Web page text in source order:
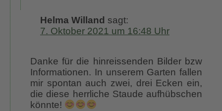
Helma Willand sagt:
7. Oktober 2021 um 16:48 Uhr
Danke für die hinreissenden Bilder bzw
Informationen. In unserem Garten fallen
mir spontan auch zwei, drei Ecken ein,
die diese herrliche Staude aufhübschen
könnte!